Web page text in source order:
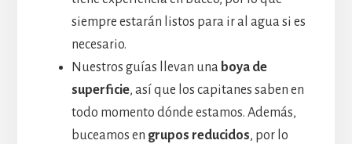
siempre estarán listos para ir al agua si es
necesario.
Nuestros guías llevan una boya de
superficie, así que los capitanes saben en
todo momento dónde estamos. Además,
buceamos en grupos reducidos, por lo